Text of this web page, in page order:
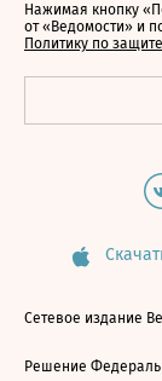
Нажимая кнопку
от «Ведомости» и
Политику по
Сетевое издание
Решение